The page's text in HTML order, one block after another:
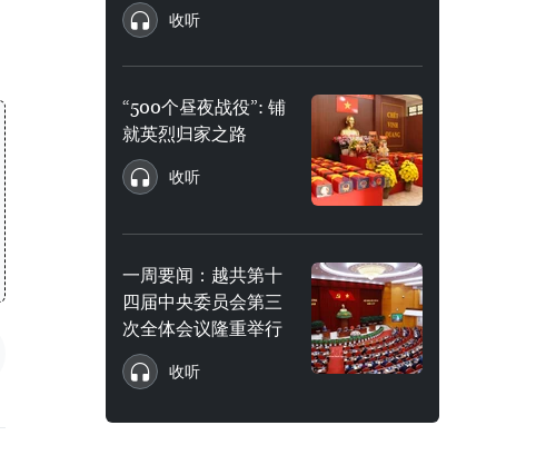
收听
“500个昼夜战役”: 铺
就英烈归家之路
收听
一周要闻：越共第十
四届中央委员会第三
次全体会议隆重举行
收听